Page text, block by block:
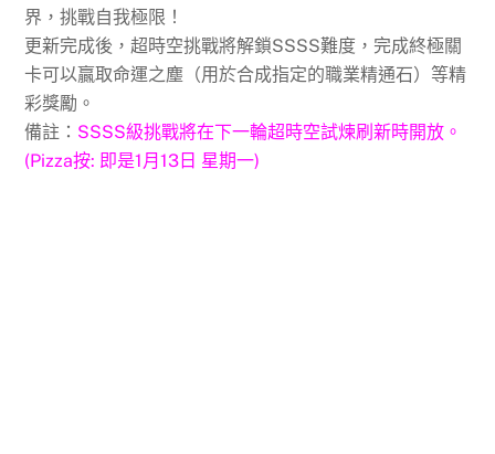
界，挑戰自我極限！
更新完成後，超時空挑戰將解鎖SSSS難度，完成終極關
卡可以贏取命運之塵（用於合成指定的職業精通石）等精
彩獎勵。
備註： SSSS級挑戰將在下一輪超時空試煉刷新時開放。
(Pizza按: 即是1月13日 星期一)